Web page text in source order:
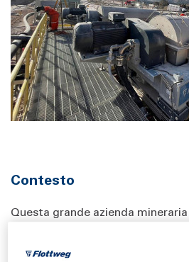
Contesto
Questa grande azienda